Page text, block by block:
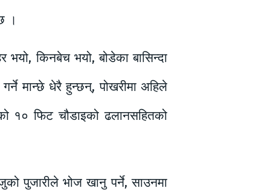
।
भयो, किनबेच भयो, बोडेका बासिन्दा
मान्छे धेरै हुन्छन्, पोखरीमा अहिले
१० फिट चौडाइको ढलानसहितको
पुजारीले भोज खानु पर्ने, साउनमा